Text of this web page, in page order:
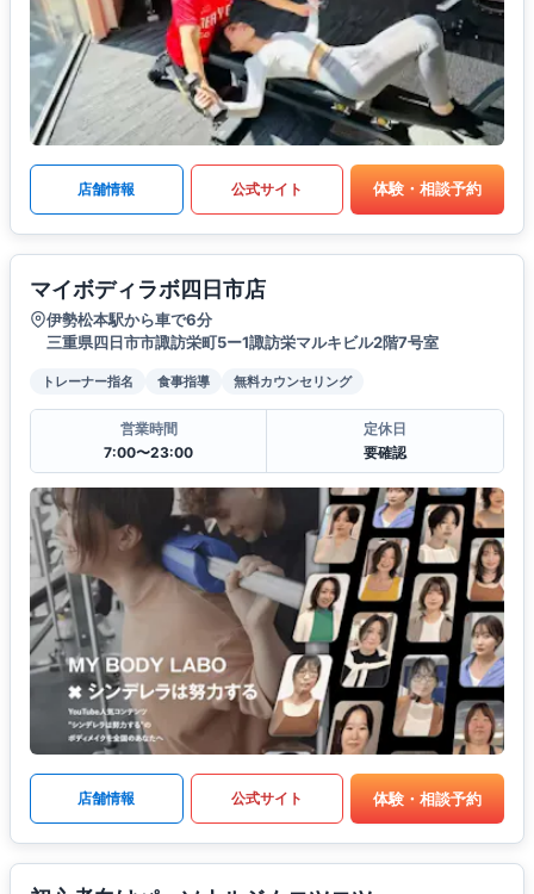
店舗情報 公式サイト 体験・相談予約
マイボディラボ四日市店
伊勢松本駅から車で6分
三重県四日市市諏訪栄町5ー1諏訪栄マルキビル2階7号室
トレーナー指名 食事指導 無料カウンセリング
営業時間
7:00〜23:00
定休日
要確認
店舗情報 公式サイト 体験・相談予約